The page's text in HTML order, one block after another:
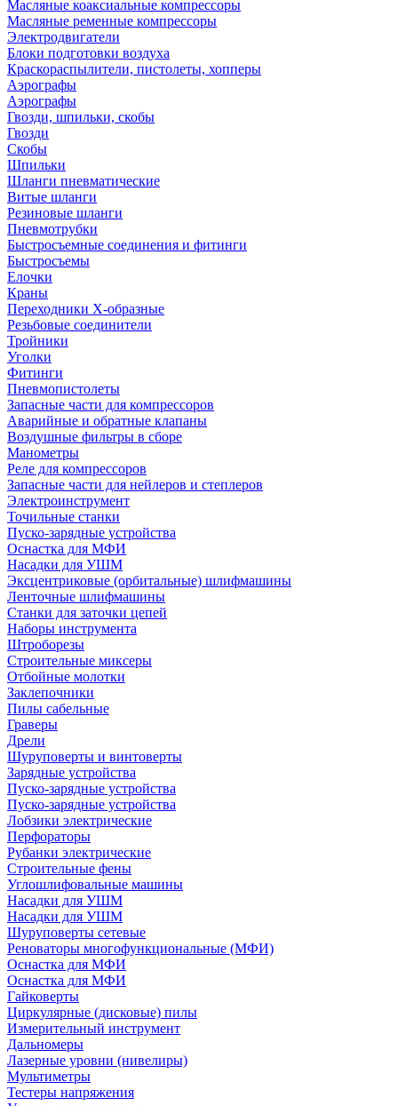
Масляные коаксиальные компрессоры
Масляные ременные компрессоры
Электродвигатели
Блоки подготовки воздуха
Краскораспылители, пистолеты, хопперы
Аэрографы
Аэрографы
Гвозди, шпильки, скобы
Гвозди
Скобы
Шпильки
Шланги пневматические
Витые шланги
Резиновые шланги
Пневмотрубки
Быстросъемные соединения и фитинги
Быстросъемы
Елочки
Краны
Переходники Х-образные
Резьбовые соединители
Тройники
Уголки
Фитинги
Пневмопистолеты
Запасные части для компрессоров
Аварийные и обратные клапаны
Воздушные фильтры в сборе
Манометры
Реле для компрессоров
Запасные части для нейлеров и степлеров
Электроинструмент
Точильные станки
Пуско-зарядные устройства
Оснастка для МФИ
Насадки для УШМ
Эксцентриковые (орбитальные) шлифмашины
Ленточные шлифмашины
Станки для заточки цепей
Наборы инструмента
Штроборезы
Строительные миксеры
Отбойные молотки
Заклепочники
Пилы сабельные
Граверы
Дрели
Шуруповерты и винтоверты
Зарядные устройства
Пуско-зарядные устройства
Пуско-зарядные устройства
Лобзики электрические
Перфораторы
Рубанки электрические
Строительные фены
Углошлифовальные машины
Насадки для УШМ
Насадки для УШМ
Шуруповерты сетевые
Реноваторы многофункциональные (МФИ)
Оснастка для МФИ
Оснастка для МФИ
Гайковерты
Циркулярные (дисковые) пилы
Измерительный инструмент
Дальномеры
Лазерные уровни (нивелиры)
Мультиметры
Тестеры напряжения